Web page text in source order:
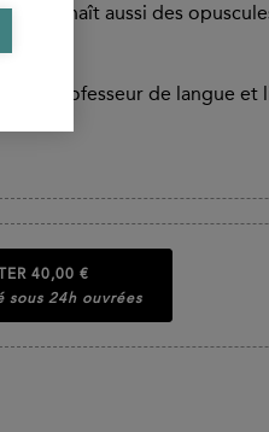
connaît aussi des
; Professeur de langue
40,00 €
sous 24h ouvrées